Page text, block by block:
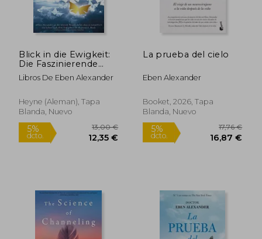
5%
dcto. 21,27 €
5%
dcto.
Blick in die Ewigkeit:
Die Faszinierende
Nahtoderfahrung
Eines Neurochirurgen
Libros De Eben Alexander
Heyne (Aleman), Tapa
Blanda, Nuevo
La prueba del cielo
Eben Alexander
Booket, 2026, Tapa
Blanda, Nuevo